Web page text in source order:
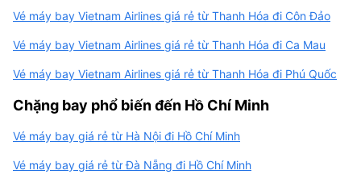
Vé máy bay Vietnam Airlines giá rẻ từ Thanh Hóa đi Côn Đảo
Vé máy bay Vietnam Airlines giá rẻ từ Thanh Hóa đi Ca Mau
Vé máy bay Vietnam Airlines giá rẻ từ Thanh Hóa đi Phú Quốc
Chặng bay phổ biến đến Hồ Chí Minh
Vé máy bay giá rẻ từ Hà Nội đi Hồ Chí Minh
Vé máy bay giá rẻ từ Đà Nẵng đi Hồ Chí Minh